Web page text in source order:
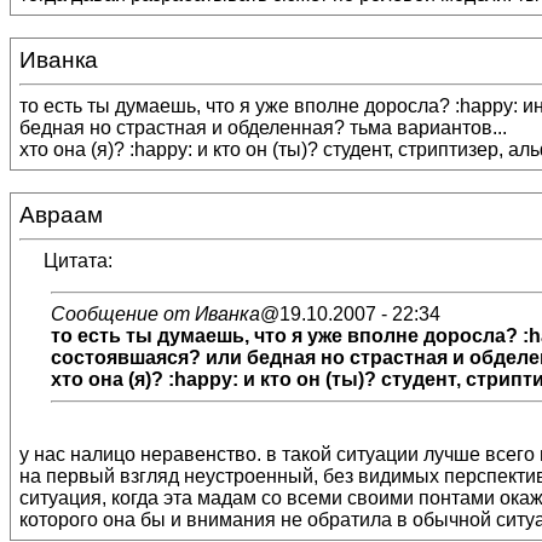
Иванка
то есть ты думаешь, что я уже вполне доросла? :happy:
бедная но страстная и обделенная? тьма вариантов...
хто она (я)? :happy: и кто он (ты)? студент, стриптизер,
Авраам
Цитата:
Сообщение от Иванка@19.10.2007 - 22:34
то есть ты думаешь, что я уже вполне доросла?
состоявшаяся? или бедная но страстная и
хто она (я)? :happy: и кто он (ты)? студент,
у нас налицо неравенство. в такой ситуации лучше
на первый взгляд неустроенный, без видимых
ситуация, когда эта мадам со всеми своими понтами
которого она бы и внимания не обратила в обычной